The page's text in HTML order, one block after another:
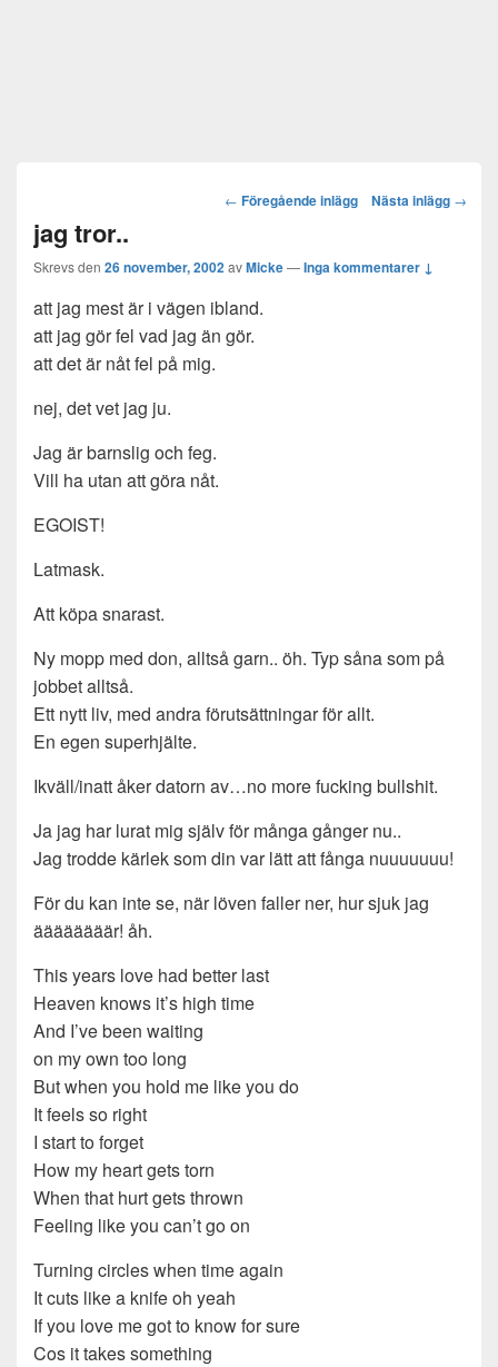
Post
← Föregående inlägg Nästa inlägg →
jag tror..
Skrevs den 26 november, 2002avMicke—Inga kommentarer ↓
att jag mest är i vägen ibland.
att jag gör fel vad jag än gör.
att det är nåt fel på mig.
nej, det vet jag ju.
Jag är barnslig och feg.
Vill ha utan att göra nåt.
EGOIST!
Latmask.
Att köpa snarast.
Ny mopp med don, alltså garn.. öh. Typ såna som på
jobbet alltså.
Ett nytt liv, med andra förutsättningar för allt.
En egen superhjälte.
Ikväll/inatt åker datorn av…no more fucking bullshit.
Ja jag har lurat mig själv för många gånger nu..
Jag trodde kärlek som din var lätt att fånga nuuuuuuu!
För du kan inte se, när löven faller ner, hur sjuk jag
äääääääär! åh.
This years love had better last
Heaven knows it’s high time
And I’ve been waiting
on my own too long
But when you hold me like you do
It feels so right
I start to forget
How my heart gets torn
When that hurt gets thrown
Feeling like you can’t go on
Turning circles when time again
It cuts like a knife oh yeah
If you love me got to know for sure
Cos it takes something